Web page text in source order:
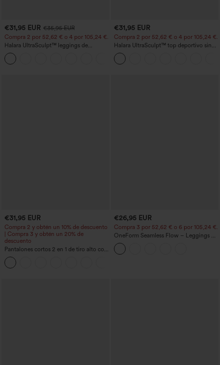
€31,95 EUR €35,95 EUR
Compra 2 por 52,62 € o 4 por 105,24 €.
Halara UltraSculpt™ leggings de
entrenamiento de cintura alta
moldeadores, con efecto levantamiento
de glúteos, control de abdomen y
€31,95 EUR
Compra 2 por 52,62 € o 4 por 105,24 €.
Halara UltraSculpt™ top deportivo sin
mangas con escote redondo y bajo
curvo
€31,95 EUR
Compra 2 y obtén un 10% de descuento
| Compra 3 y obtén un 20% de
descuento
Pantalones cortos 2 en 1 de tiro alto con
bolsillo interior y trasero
€26,95 EUR
Compra 3 por 52,62 € o 6 por 105,24 €.
OneForm Seamless Flow – Leggings de
yoga sin costuras, tiro medio, control de
abdomen y realce de glúteos